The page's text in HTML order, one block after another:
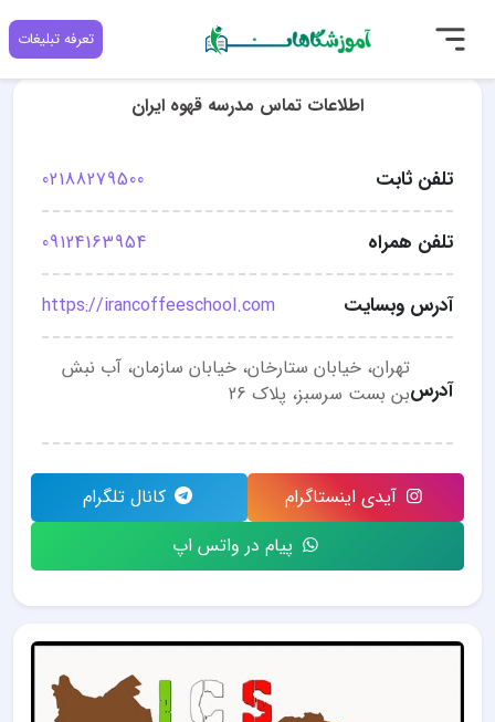
تعرفه تبلیغات
اطلاعات تماس مدرسه قهوه ایران
تلفن ثابت 02188279500
تلفن همراه 09124163954
آدرس وبسایت https://irancoffeeschool.com
آدرس
تهران، خیابان ستارخان، خیابان سازمان، آب نبش
بن بست سرسبز، پلاک 26
آیدی اینستاگرام
کانال تلگرام
پیام در واتس اپ